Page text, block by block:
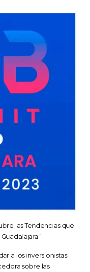
las Tendencias que
a los inversionistas
sobre las